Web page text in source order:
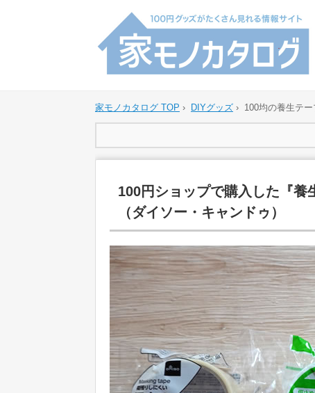
家モノカタログ TOP › DIYグッズ › 100均の養生テ
100円ショップで購入した『養
（ダイソー・キャンドゥ）